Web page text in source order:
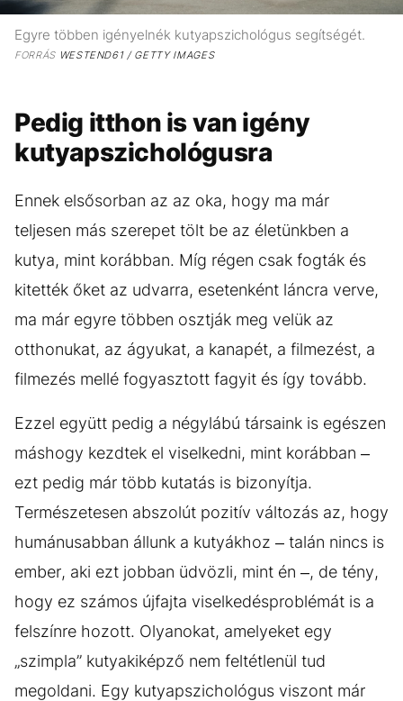
Egyre többen igényelnék kutyapszichológus segítségét.
FORRÁSWESTEND61 / GETTY IMAGES
Pedig itthon is van igény
kutyapszichológusra
Ennek elsősorban az az oka, hogy ma már
teljesen más szerepet tölt be az életünkben a
kutya, mint korábban. Míg régen csak fogták és
kitették őket az udvarra, esetenként láncra verve,
ma már egyre többen osztják meg velük az
otthonukat, az ágyukat, a kanapét, a filmezést, a
filmezés mellé fogyasztott fagyit és így tovább.
Ezzel együtt pedig a négylábú társaink is egészen
máshogy kezdtek el viselkedni, mint korábban –
ezt pedig már több kutatás is bizonyítja.
Természetesen abszolút pozitív változás az, hogy
humánusabban állunk a kutyákhoz – talán nincs is
ember, aki ezt jobban üdvözli, mint én –, de tény,
hogy ez számos újfajta viselkedésproblémát is a
felszínre hozott. Olyanokat, amelyeket egy
„szimpla” kutyakiképző nem feltétlenül tud
megoldani. Egy kutyapszichológus viszont már